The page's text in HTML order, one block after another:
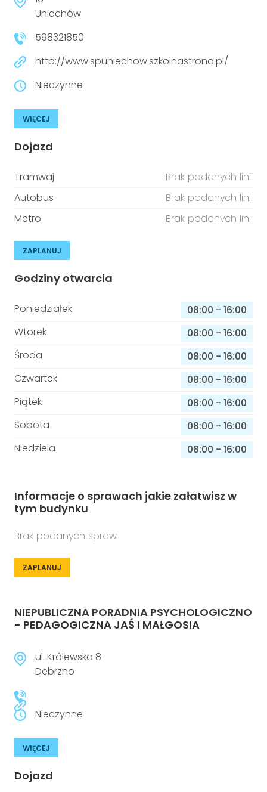
niepełnosprawnościami
Prawo
Prawa osób z niepełnosprawnościami
Aktualności
Urządzenia IoT
Uniechów
598321850
http://www.spuniechow.szkolnastrona.pl/
Nieczynne
WIĘCEJ
Dojazd
Tramwaj
Brak podanych linii
Autobus
Brak podanych linii
Metro
Brak podanych linii
ZAPLANUJ
Godziny otwarcia
Poniedziałek 08:00 - 16:00
Wtorek
08:00 - 16:00
Środa
08:00 - 16:00
Czwartek
08:00 - 16:00
Piątek
08:00 - 16:00
Sobota
08:00 - 16:00
Niedziela
08:00 - 16:00
Informacje o sprawach jakie załatwisz w
tym budynku
Brak podanych spraw
ZAPLANUJ
NIEPUBLICZNA PORADNIA PSYCHOLOGICZNO
- PEDAGOGICZNA JAŚ I MAŁGOSIA
ul. Królewska 8
Debrzno
Nieczynne
WIĘCEJ
Dojazd